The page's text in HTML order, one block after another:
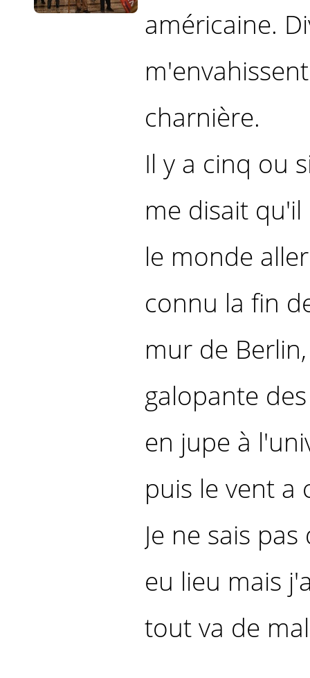
américaine.
charnière.
Il y a cinq ou
me disait
le monde
connu la fin
mur de
galopante
en jupe à
puis le vent a
Je ne sais
eu lieu mais
tout va de